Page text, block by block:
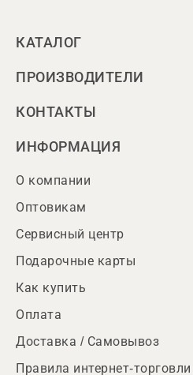
КАТАЛОГ
ПРОИЗВОДИТЕЛИ
КОНТАКТЫ
ИНФОРМАЦИЯ
О компании
Оптовикам
Сервисный центр
Подарочные карты
Как купить
Оплата
Доставка / Самовывоз
Правила интернет-торговли